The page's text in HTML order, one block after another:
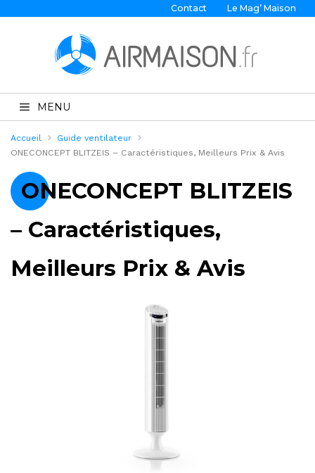
Contact Le Mag’ Maison
MENU
Accueil
Guide ventilateur
ONECONCEPT BLITZEIS – Caractéristiques, Meilleurs Prix & Avis
ONECONCEPT BLITZEIS
– Caractéristiques,
Meilleurs Prix & Avis